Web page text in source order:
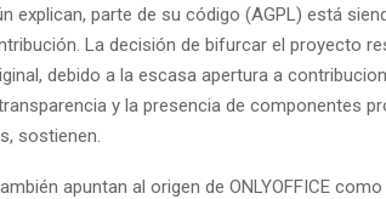
explican, parte de su código (AGPL) está
La decisión de bifurcar el proyecto
debido a la escasa apertura a
y la presencia de componentes
sostienen.
apuntan al origen de ONLYOFFICE